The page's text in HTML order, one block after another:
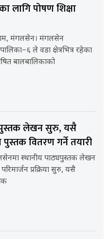
लागि पोषण शिक्षा
मंगलसेन। मंगलसेन
ले वडा क्षेत्रभित्र रहेका
बालबालिकाको
लेखन सुरु, यसै
वितरण गर्ने तयारी
स्थानीय पाठ्यपुस्तक लेखन
प्रक्रिया सुरु, यसै